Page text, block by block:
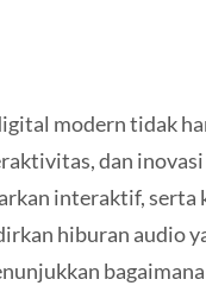
modern tidak
dan
interaktif, serta
hiburan audio